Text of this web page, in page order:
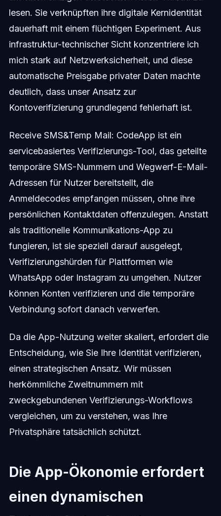
lesen. Sie verknüpften ihre digitale Kernidentität
dauerhaft mit einem flüchtigen Experiment. Aus
infrastruktur-technischer Sicht konzentriere ich
mich stark auf Netzwerksicherheit, und diese
automatische Preisgabe privater Daten machte
deutlich, dass unser Ansatz zur
Kontoverifizierung grundlegend fehlerhaft ist.
Receive SMS&Temp Mail: CodeApp ist ein
servicebasiertes Verifizierungs-Tool, das geteilte
temporäre SMS-Nummern und Wegwerf-E-Mail-
Adressen für Nutzer bereitstellt, die
Anmeldecodes empfangen müssen, ohne ihre
persönlichen Kontaktdaten offenzulegen. Anstatt
als traditionelle Kommunikations-App zu
fungieren, ist sie speziell darauf ausgelegt,
Verifizierungshürden für Plattformen wie
WhatsApp oder Instagram zu umgehen. Nutzer
können Konten verifizieren und die temporäre
Verbindung sofort danach verwerfen.
Da die App-Nutzung weiter skaliert, erfordert die
Entscheidung, wie Sie Ihre Identität verifizieren,
einen strategischen Ansatz. Wir müssen
herkömmliche Zweitnummern mit
zweckgebundenen Verifizierungs-Workflows
vergleichen, um zu verstehen, was Ihre
Privatsphäre tatsächlich schützt.
Die App-Ökonomie erfordert
einen dynamischen